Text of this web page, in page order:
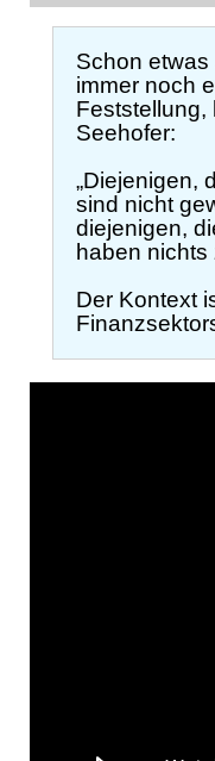
Schon etwas
immer noch
Feststellung,
Seehofer:
„Diejenigen,
sind nicht
diejenigen,
haben nichts
Der Kontext